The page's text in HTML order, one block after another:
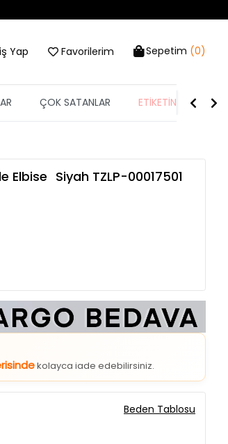
Yap Favorilerim Sepetim (0)
ÇOK SATANLAR ETİKETİN YARISI
Elbise Siyah TZLP-00017501
kolayca iade edebilirsiniz.